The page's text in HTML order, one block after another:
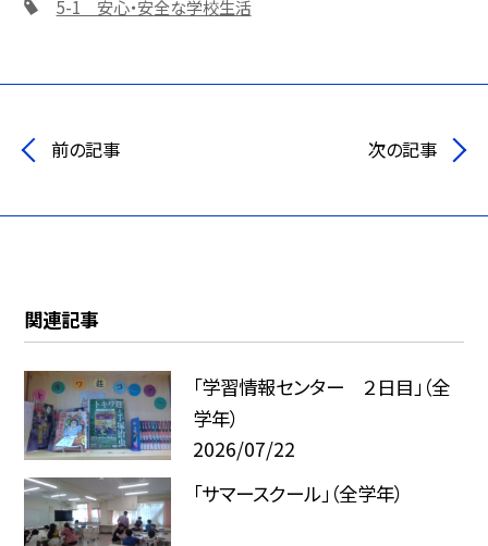
5-1 安心・安全な学校生活
前の記事 次の記事
関連記事
「学習情報センター ２日目」（全
学年）
2026/07/22
「サマースクール」（全学年）